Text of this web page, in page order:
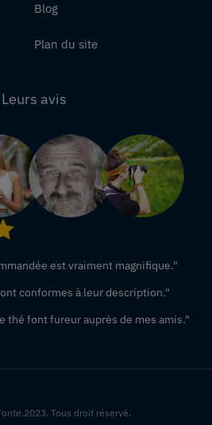
Blog
Plan du site
Leurs avis
est vraiment magnifique."
conformes à leur description."
thé font fureur auprès de mes amis."
Tous droit réservé.